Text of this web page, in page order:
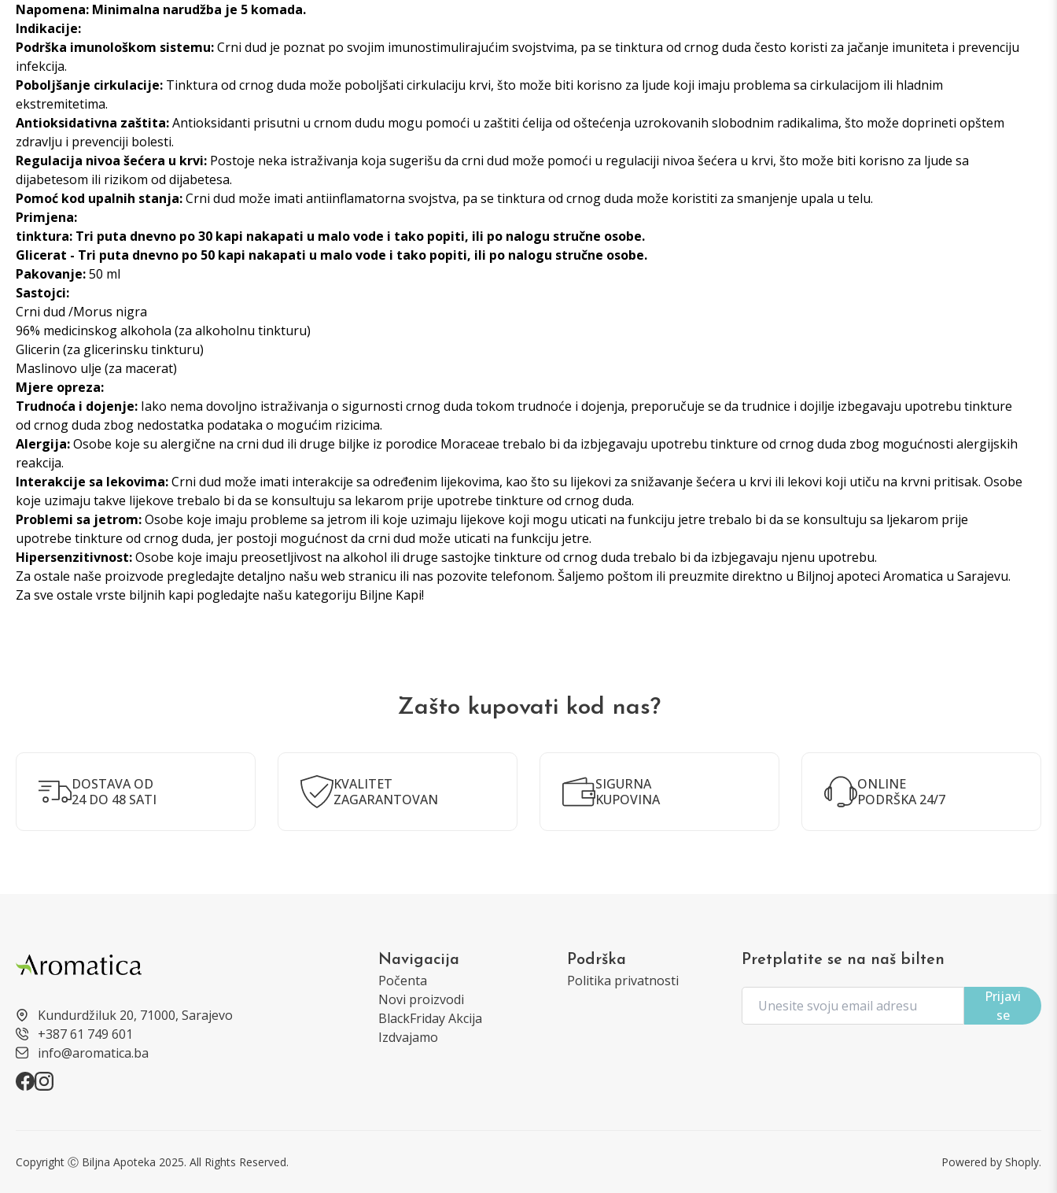
Napomena: Minimalna narudžba je 5 komada.
Indikacije:
Podrška imunološkom sistemu:Crni dud je poznat po svojim imunostimulirajućim svojstvima, pa se tinktura od crnog duda često koristi za jačanje imuniteta i prevenciju
infekcija.
Poboljšanje cirkulacije: Tinktura od crnog duda može poboljšati cirkulaciju krvi, što može biti korisno za ljude koji imaju problema sa cirkulacijom ili hladnim
ekstremitetima.
Antioksidativna zaštita:Antioksidanti prisutni u crnom dudu mogu pomoći u zaštiti ćelija od oštećenja uzrokovanih slobodnim radikalima, što može doprineti opštem
zdravlju i prevenciji bolesti.
Regulacija nivoa šećera u krvi: Postoje neka istraživanja koja sugerišu da crni dud može pomoći u regulaciji nivoa šećera u krvi, što može biti korisno za ljude sa
dijabetesom ili rizikom od dijabetesa.
Pomoć kod upalnih stanja:Crni dud može imati antiinflamatorna svojstva, pa se tinktura od crnog duda može koristiti za smanjenje upala u telu.
Primjena:
tinktura: Tri puta dnevno po 30 kapi nakapati u malo vode i tako popiti, ili po nalogu stručne osobe.
Glicerat - Tri puta dnevno po 50 kapi nakapati u malo vode i tako popiti, ili po nalogu stručne osobe.
Pakovanje:50 ml
Sastojci:
Crni dud /Morus nigra
96% medicinskog alkohola (za alkoholnu tinkturu)
Glicerin (za glicerinsku tinkturu)
Maslinovo ulje (za macerat)
Mjere opreza:
Trudnoća i dojenje: Iako nema dovoljno istraživanja o sigurnosti crnog duda tokom trudnoće i dojenja, preporučuje se da trudnice i dojilje izbegavaju upotrebu tinkture
od crnog duda zbog nedostatka podataka o mogućim rizicima.
Alergija:Osobe koje su alergične na crni dud ili druge biljke iz porodice Moraceae trebalo bi da izbjegavaju upotrebu tinkture od crnog duda zbog mogućnosti alergijskih
reakcija.
Interakcije sa lekovima:Crni dud može imati interakcije sa određenim lijekovima, kao što su lijekovi za snižavanje šećera u krvi ili lekovi koji utiču na krvni pritisak. Osobe
koje uzimaju takve lijekove trebalo bi da se konsultuju sa lekarom prije upotrebe tinkture od crnog duda.
Problemi sa jetrom:Osobe koje imaju probleme sa jetrom ili koje uzimaju lijekove koji mogu uticati na funkciju jetre trebalo bi da se konsultuju sa ljekarom prije
upotrebe tinkture od crnog duda, jer postoji mogućnost da crni dud može uticati na funkciju jetre.
Hipersenzitivnost:Osobe koje imaju preosetljivost na alkohol ili druge sastojke tinkture od crnog duda trebalo bi da izbjegavaju njenu upotrebu.
Za ostale naše proizvode pregledajte detaljno našu web stranicu ili nas pozovite telefonom. Šaljemo poštom ili preuzmite direktno u Biljnoj apoteci Aromatica u Sarajevu.
Za sve ostale vrste biljnih kapi pogledajte našu kategoriju Biljne Kapi!
Zašto kupovati kod nas?
DOSTAVA OD
24 DO 48 SATI
KVALITET
ZAGARANTOVAN
SIGURNA
KUPOVINA
ONLINE
PODRŠKA 24/7
Kundurdžiluk 20, 71000, Sarajevo
+387 61 749 601
info@aromatica.ba
Navigacija
Počenta
Novi proizvodi
BlackFriday Akcija
Izdvajamo
Podrška
Politika privatnosti
Pretplatite se na naš bilten
Prijavi
se
Copyright Ⓒ Biljna Apoteka 2025. All Rights Reserved. Powered by Shoply.